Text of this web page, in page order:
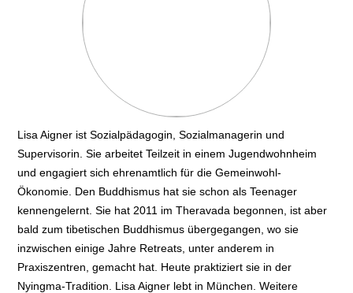
Lisa Aigner ist Sozialpädagogin, Sozialmanagerin und
Supervisorin. Sie arbeitet Teilzeit in einem Jugendwohnheim
und engagiert sich ehrenamtlich für die Gemeinwohl-
Ökonomie. Den Buddhismus hat sie schon als Teenager
kennengelernt. Sie hat 2011 im Theravada begonnen, ist aber
bald zum tibetischen Buddhismus übergegangen, wo sie
inzwischen einige Jahre Retreats, unter anderem in
Praxiszentren, gemacht hat. Heute praktiziert sie in der
Nyingma-Tradition. Lisa Aigner lebt in München. Weitere